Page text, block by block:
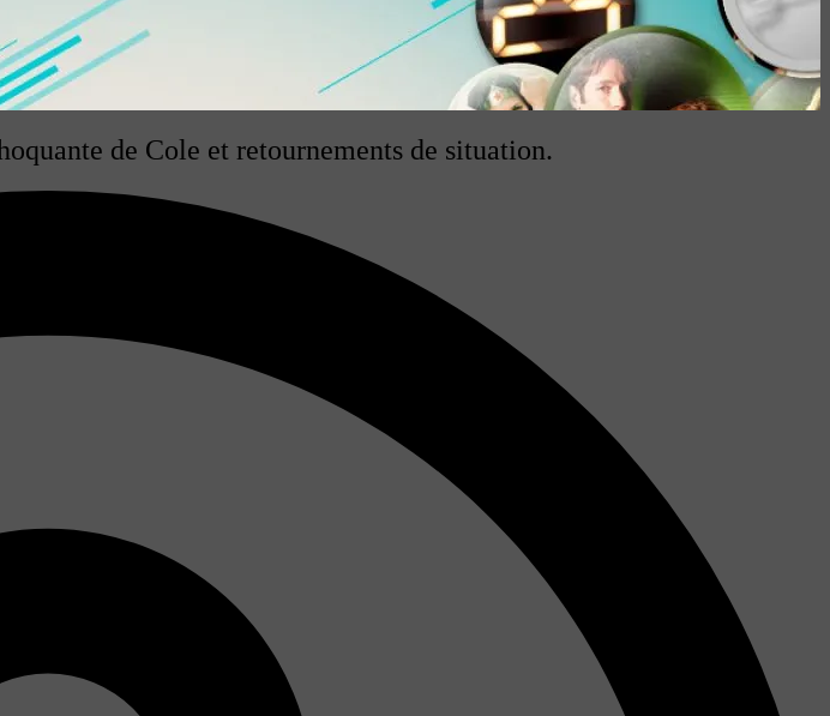
de Cole et retournements de situation.